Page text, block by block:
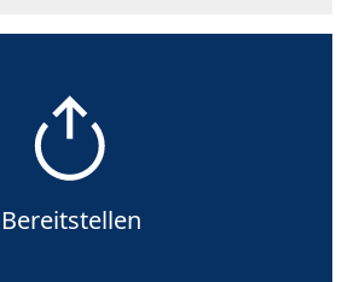
Bereitstellen